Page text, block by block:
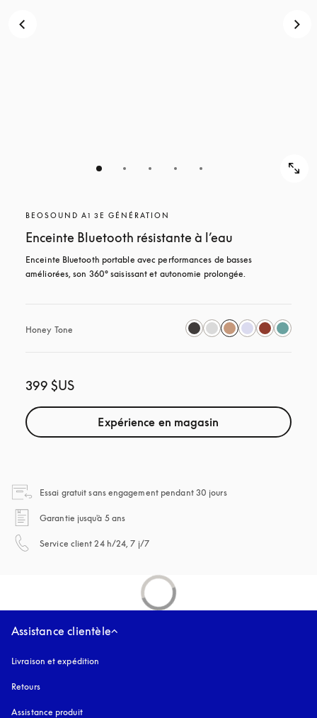
BEOSOUND A1 3E GÉNÉRATION
Enceinte Bluetooth résistante à l’eau
Enceinte Bluetooth portable avec performances de basses
améliorées, son 360° saisissant et autonomie prolongée.
Honey Tone
399 $US
Expérience en magasin
Essai gratuit sans engagement pendant 30 jours
Garantie jusqu'à 5 ans
Service client 24 h/24, 7 j/7s’ouvre dans un nouvel onglet
Assistance clientèle
Livraison et expédition
Retours
Assistance produit